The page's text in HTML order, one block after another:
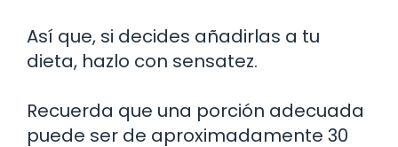
Así que, si decides añadirlas a tu
dieta, hazlo con sensatez.
Recuerda que una porción adecuada
puede ser de aproximadamente 30